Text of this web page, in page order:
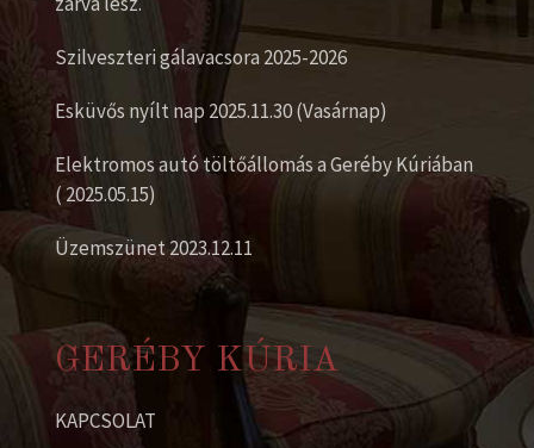
Szilveszteri gálavacsora 2025-2026
Esküvős nyílt nap 2025.11.30 (Vasárnap)
Elektromos autó töltőállomás a Geréby Kúriában
( 2025.05.15)
Üzemszünet 2023.12.11
GERÉBY KÚRIA
KAPCSOLAT